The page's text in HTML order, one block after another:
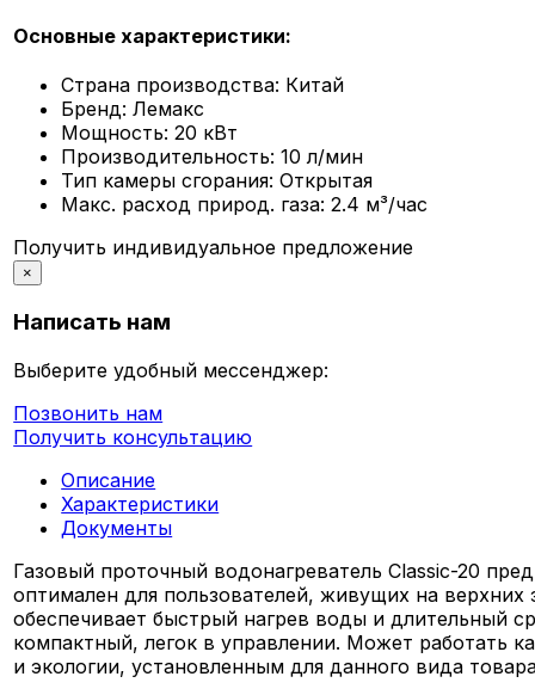
Основные характеристики:
Страна производства: Китай
Бренд: Лемакс
Мощность: 20 кВт
Производительность: 10 л/мин
Тип камеры сгорания: Открытая
Макс. расход природ. газа: 2.4 м³/час
Получить индивидуальное предложение
×
Написать нам
Выберите удобный мессенджер:
Позвонить нам
Получить консультацию
Описание
Характеристики
Документы
Газовый проточный водонагреватель Classic-20
оптимален для пользователей, живущих на
обеспечивает быстрый нагрев воды и длительный
компактный, легок в управлении. Может работать
и экологии, установленным для данного вида